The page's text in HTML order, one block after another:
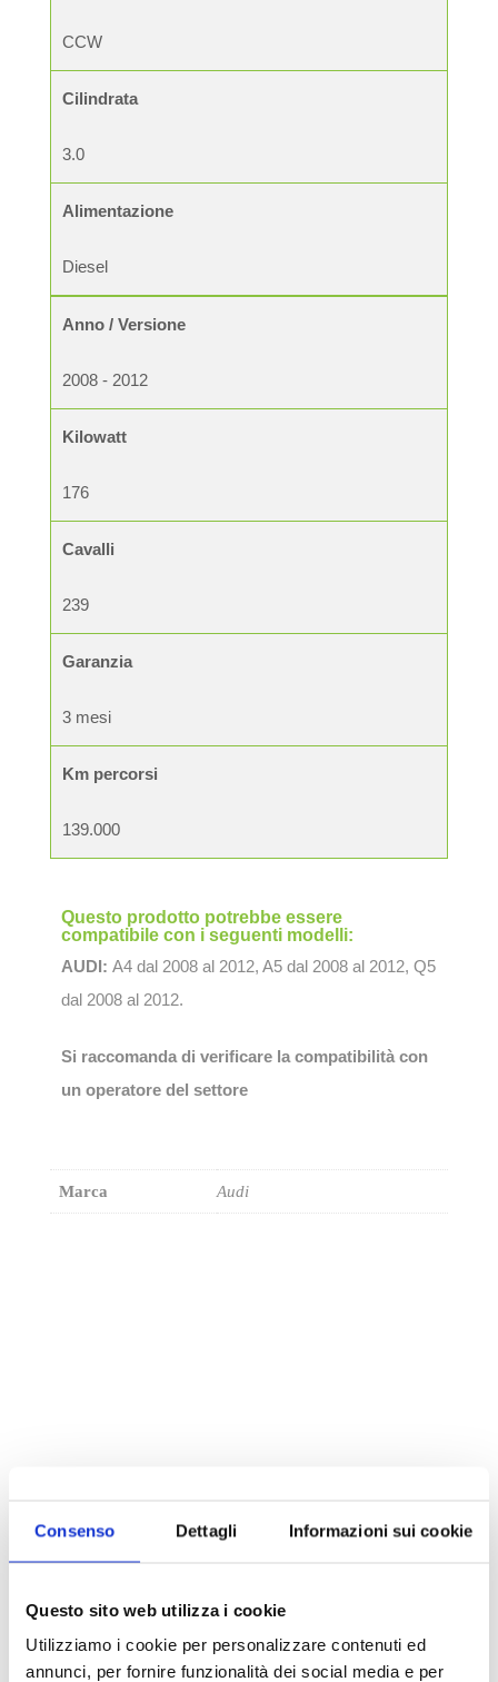
Consenso Dettagli Informazioni sui cookie
Questo sito web utilizza i cookie
Utilizziamo i cookie per personalizzare contenuti ed
annunci, per fornire funzionalità dei social media e per
CCW
Cilindrata
3.0
Alimentazione
Diesel
Anno / Versione
2008 - 2012
Kilowatt
176
Cavalli
239
Garanzia
3 mesi
Km percorsi
139.000
Questo prodotto potrebbe essere
compatibile con i seguenti modelli:
AUDI: A4 dal 2008 al 2012, A5 dal 2008 al 2012, Q5
dal 2008 al 2012.
Si raccomanda di verificare la compatibilità con
un operatore del settore
Marca Audi
Potrebbe interessarti
ESAURITO.
SU WHATSAPP!